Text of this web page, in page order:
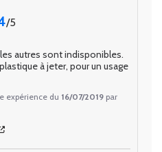
/5
autres sont indisponibles.
à jeter, pour un usage
expérience du 16/07/2019 par